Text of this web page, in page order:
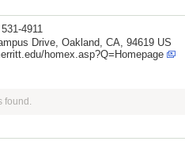
4911
Drive, Oakland, CA, 94619 US
homex.asp?Q=Homepage
found.